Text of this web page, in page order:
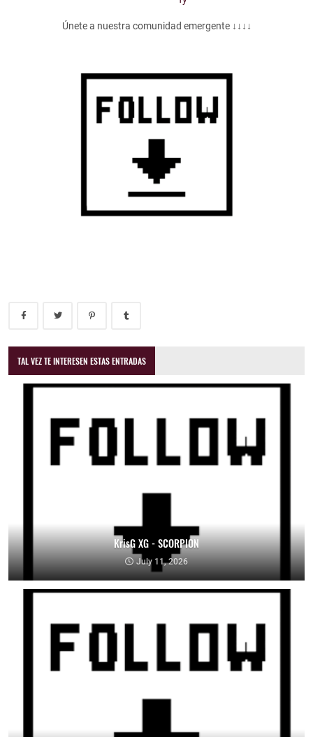
Únete a nuestra comunidad emergente ↓↓↓↓
TAL VEZ TE INTERESEN ESTAS ENTRADAS
KrisG XG - SCORPION
July 11, 2026